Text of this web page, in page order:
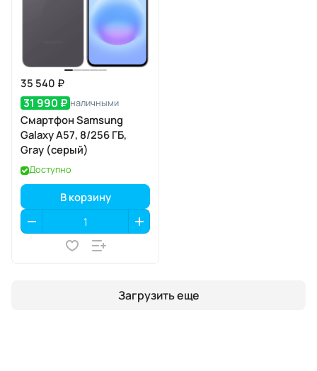
35 540 ₽
31 990 ₽ наличными
Смартфон Samsung
Galaxy A57, 8/256 ГБ,
Gray (серый)
Доступно
В корзину
Загрузить еще